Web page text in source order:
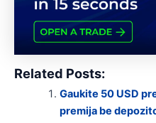
Related Posts:
Gaukite 50 USD
premija be